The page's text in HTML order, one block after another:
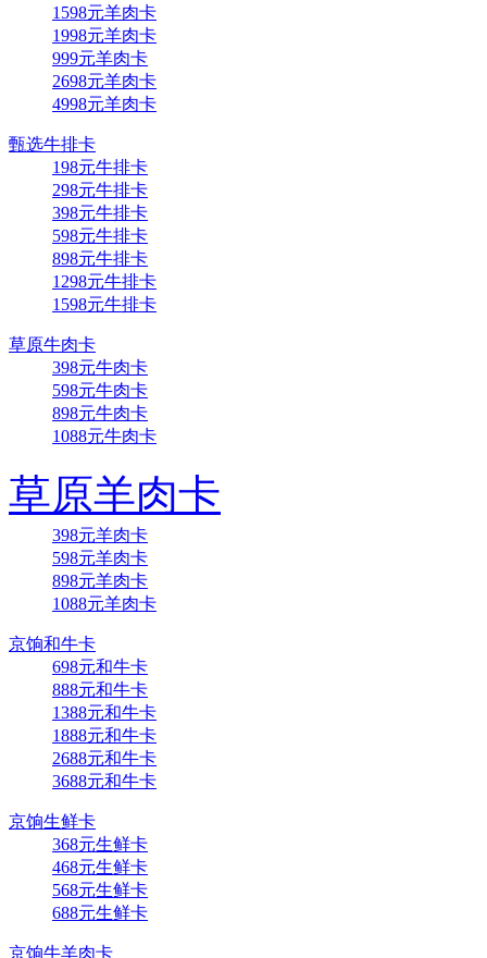
1598元羊肉卡
1998元羊肉卡
999元羊肉卡
2698元羊肉卡
4998元羊肉卡
甄选牛排卡
198元牛排卡
298元牛排卡
398元牛排卡
598元牛排卡
898元牛排卡
1298元牛排卡
1598元牛排卡
草原牛肉卡
398元牛肉卡
598元牛肉卡
898元牛肉卡
1088元牛肉卡
草原羊肉卡
398元羊肉卡
598元羊肉卡
898元羊肉卡
1088元羊肉卡
京饷和牛卡
698元和牛卡
888元和牛卡
1388元和牛卡
1888元和牛卡
2688元和牛卡
3688元和牛卡
京饷生鲜卡
368元生鲜卡
468元生鲜卡
568元生鲜卡
688元生鲜卡
京饷牛羊肉卡